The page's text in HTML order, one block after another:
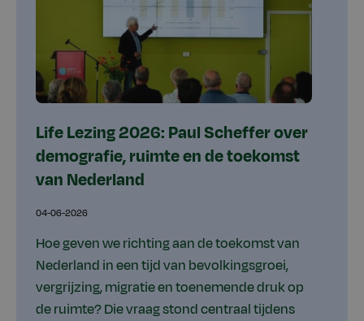
Life Lezing 2026: Paul Scheffer over
demografie, ruimte en de toekomst
van Nederland
04-06-2026
Hoe geven we richting aan de toekomst van
Nederland in een tijd van bevolkingsgroei,
vergrijzing, migratie en toenemende druk op
de ruimte? Die vraag stond centraal tijdens